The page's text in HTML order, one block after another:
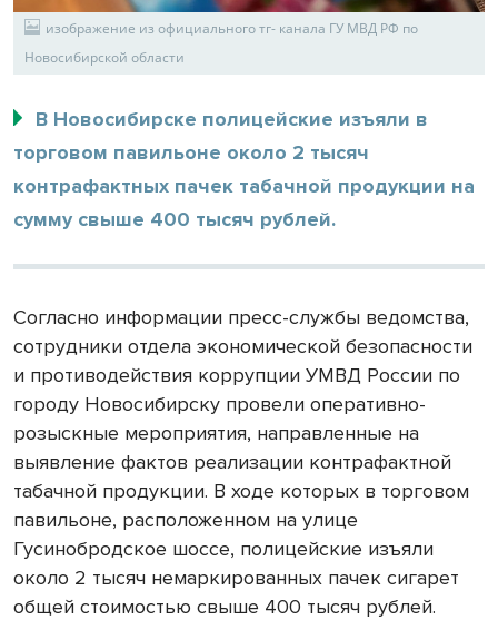
изображение из официального тг- канала ГУ МВД РФ по
Новосибирской области
В Новосибирске полицейские изъяли в
торговом павильоне около 2 тысяч
контрафактных пачек табачной продукции на
сумму свыше 400 тысяч рублей.
Согласно информации пресс-службы ведомства,
сотрудники отдела экономической безопасности
и противодействия коррупции УМВД России по
городу Новосибирску провели оперативно-
розыскные мероприятия, направленные на
выявление фактов реализации контрафактной
табачной продукции. В ходе которых в торговом
павильоне, расположенном на улице
Гусинобродское шоссе, полицейские изъяли
около 2 тысяч немаркированных пачек сигарет
общей стоимостью свыше 400 тысяч рублей.